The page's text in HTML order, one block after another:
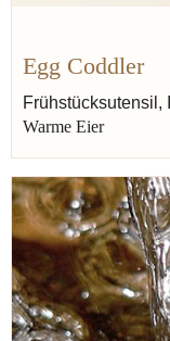
Egg Coddler
Frühstücksutensil,
Warme Eier